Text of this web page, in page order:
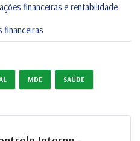
financeiras e rentabilidade
financeiras
MDE SAÚDE